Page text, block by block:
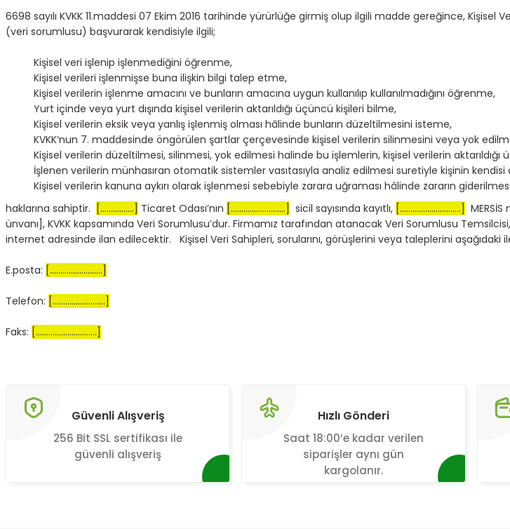
6698 sayılı KVKK 11.maddesi 07 Ekim 2016 tarihinde yürürlüğe girmiş olup ilgili madde gereğince, Kişisel
(veri sorumlusu) başvurarak kendisiyle ilgili;
Kişisel veri işlenip işlenmediğini öğrenme,
Kişisel verileri işlenmişse buna ilişkin bilgi talep etme,
Kişisel verilerin işlenme amacını ve bunların amacına uygun kullanılıp kullanılmadığını öğrenme,
Yurt içinde veya yurt dışında kişisel verilerin aktarıldığı üçüncü kişileri bilme,
Kişisel verilerin eksik veya yanlış işlenmiş olması hâlinde bunların düzeltilmesini isteme,
KVKK’nun 7. maddesinde öngörülen şartlar çerçevesinde kişisel verilerin silinmesini veya yok
Kişisel verilerin düzeltilmesi, silinmesi, yok edilmesi halinde bu işlemlerin, kişisel verilerin
İşlenen verilerin münhasıran otomatik sistemler vasıtasıyla analiz edilmesi suretiyle kişinin
Kişisel verilerin kanuna aykırı olarak işlenmesi sebebiyle zarara uğraması hâlinde zararın
haklarına sahiptir. [................] Ticaret Odası’nın [..........................] sicil sayısında kayıtlı, [.............................]
ünvanı], KVKK kapsamında Veri Sorumlusu’dur. Firmamız tarafından atanacak Veri Sorumlusu
internet adresinde ilan edilecektir. Kişisel Veri Sahipleri, sorularını, görüşlerini veya taleplerini
E.posta: [.........................]
Telefon: [.........................]
Faks: [.............................]
Güvenli Alışveriş
256 Bit SSL sertifikası ile
güvenli alışveriş
Hızlı Gönderi
Saat 18:00’e kadar verilen
siparişler aynı gün
kargolanır.